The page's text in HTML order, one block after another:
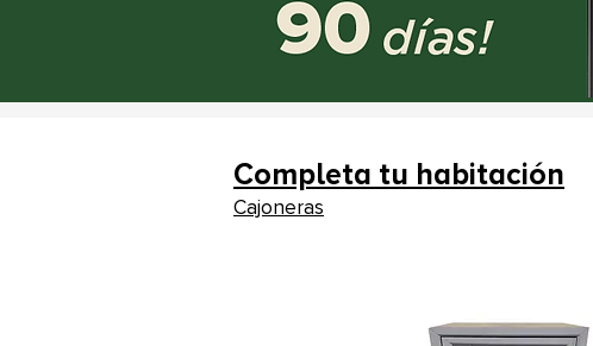
Completa tu habitación
Cajoneras